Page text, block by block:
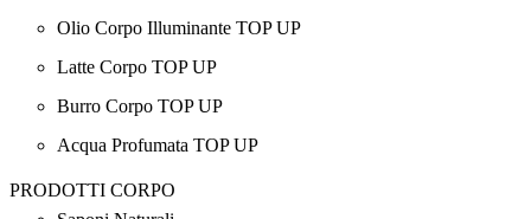
Olio Corpo Illuminante TOP UP
Latte Corpo TOP UP
Burro Corpo TOP UP
Acqua Profumata TOP UP
PRODOTTI CORPO